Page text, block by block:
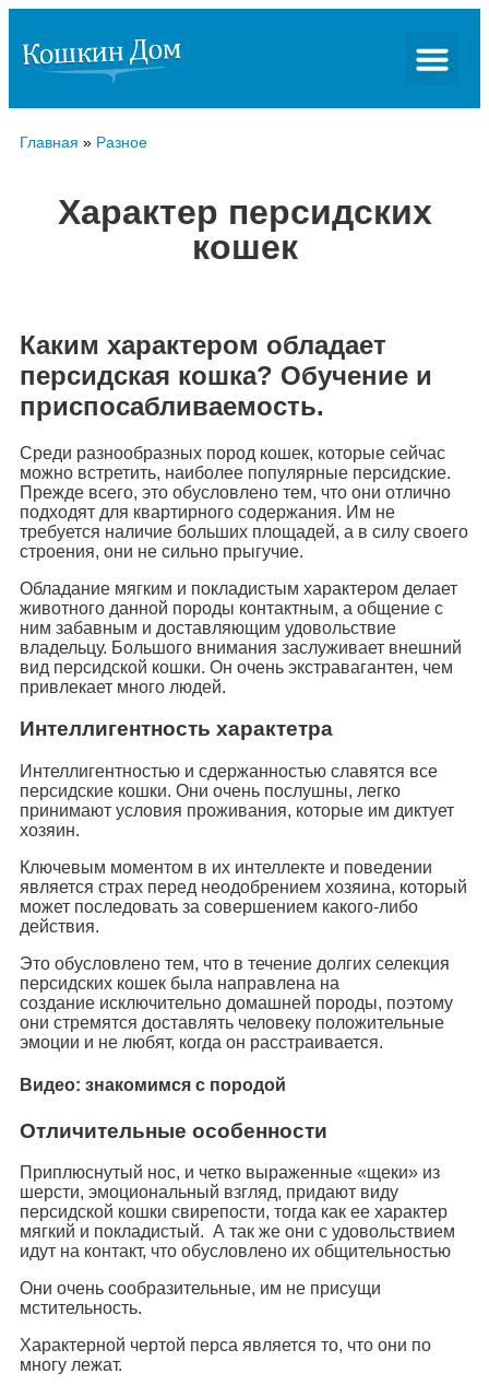
Главная » Разное
Характер персидских
кошек
Каким характером обладает
персидская кошка? Обучение и
приспосабливаемость.
Среди разнообразных пород кошек, которые сейчас
можно встретить, наиболее популярные персидские.
Прежде всего, это обусловлено тем, что они отлично
подходят для квартирного содержания. Им не
требуется наличие больших площадей, а в силу своего
строения, они не сильно прыгучие.
Обладание мягким и покладистым характером делает
животного данной породы контактным, а общение с
ним забавным и доставляющим удовольствие
владельцу. Большого внимания заслуживает внешний
вид персидской кошки. Он очень экстравагантен, чем
привлекает много людей.
Интеллигентность характетра
Интеллигентностью и сдержанностью славятся все
персидские кошки. Они очень послушны, легко
принимают условия проживания, которые им диктует
хозяин.
Ключевым моментом в их интеллекте и поведении
является страх перед неодобрением хозяина, который
может последовать за совершением какого-либо
действия.
Это обусловлено тем, что в течение долгих селекция
персидских кошек была направлена на
создание исключительно домашней породы, поэтому
они стремятся доставлять человеку положительные
эмоции и не любят, когда он расстраивается.
Видео: знакомимся с породой
Отличительные особенности
Приплюснутый нос, и четко выраженные «щеки» из
шерсти, эмоциональный взгляд, придают виду
персидской кошки свирепости, тогда как ее характер
мягкий и покладистый. А так же они с удовольствием
идут на контакт, что обусловлено их общительностью
Они очень сообразительные, им не присущи
мстительность.
Характерной чертой перса является то, что они по
многу лежат.